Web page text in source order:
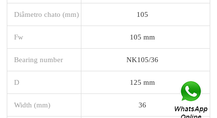
Diâmetro chato (mm) 105
Fw 105 mm
Bearing number NK105/36
D 125 mm
Width (mm) 36